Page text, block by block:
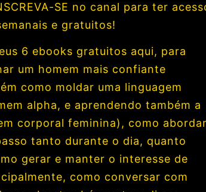
SE no canal para ter acess
e gratuitos!
6 ebooks gratuitos aqui, para
um homem mais confiante
como moldar uma linguagem
alpha, e aprendendo também a
corporal feminina), como
tanto durante o dia, quanto
gerar e manter o interesse de
como conversar com